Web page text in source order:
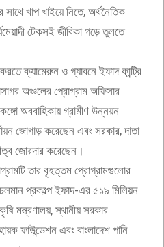
খাপ খাইয়ে নিতে, অর্থনৈতিক
টেকসই জীবিকা গড়ে তুলতে
ক্যামেরুন ও গ্যাবনে ইফাদ কান্ট্রি
অঞ্চলের প্রোগ্রাম অফিসার
অববাহিকায় গ্রামীণ উন্নয়ন
জোগাড় করেছেন এবং সরকার, দাতা
জোরদার করেছেন।
তার বৃহত্তম প্রোগ্রামগুলোর
প্রকল্পে ইফাদ-এর ৫১৯ মিলিয়ন
মন্ত্রণালয়, স্থানীয় সরকার
ফাউন্ডেশন এবং বাংলাদেশ পানি